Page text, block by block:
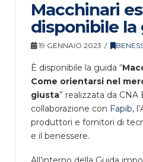
Macchinari
disponibile la
19 GENNAIO 2023
È disponibile la guida “
Come orientarsi nel
giusta” realizzata da CNA
collaborazione con Fapib,
produttori e fornitori di
e il benessere.